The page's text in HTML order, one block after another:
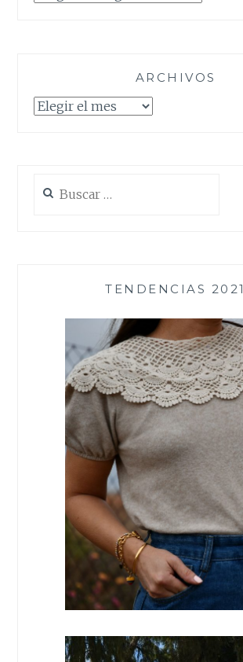
ARCHIVOS
Archivos
TENDENCIAS 2021